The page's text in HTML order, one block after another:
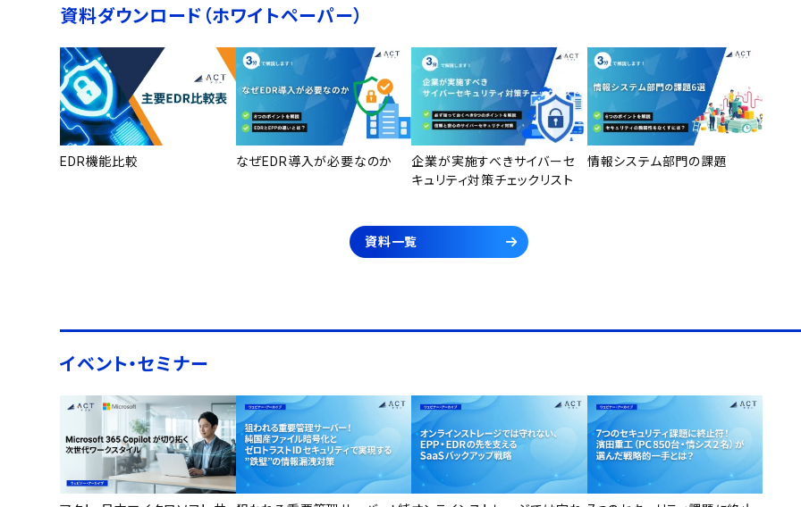
資料ダウンロード（ホワイトペーパー）
EDR機能比較 なぜEDR導入が必要なのか
企業が実施すべきサイバーセ
キュリティ対策チェックリスト
情報システム部門の課題
資料一覧
イベント・セミナー